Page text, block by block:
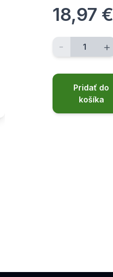
18,97 €
- +
Pridať do
košíka